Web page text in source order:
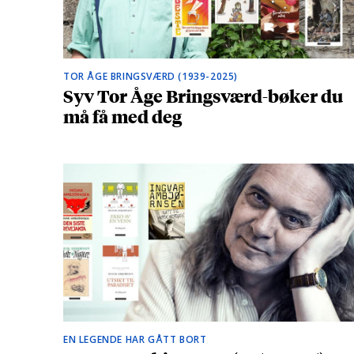
TOR ÅGE BRINGSVÆRD (1939-2025)
Syv Tor Åge Bringsværd-bøker du
må få med deg
EN LEGENDE HAR GÅTT BORT